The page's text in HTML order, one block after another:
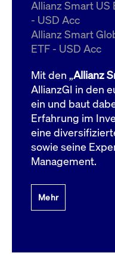
Allianz Smart US
- USD Acc
Allianz Smart
ETF - USD Acc
Mit den „Allianz
AllianzGI in den
ein und baut
Erfahrung im
eine
sowie seine
Management.
Mehr